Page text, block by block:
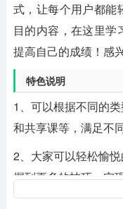
式，让每个用户都能
目的内容，在这里学
提高自己的成绩！感
特色说明
1、可以根据不同的
和共享课等，满足不
2、大家可以轻松愉
握到更多的技巧，实